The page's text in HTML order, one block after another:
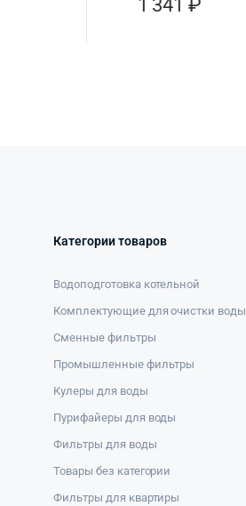
1 341₽
Категории товаров
Водоподготовка котельной
Комплектующие для очистки воды
Сменные фильтры
Промышленные фильтры
Кулеры для воды
Пурифайеры для воды
Фильтры для воды
Товары без категории
Фильтры для квартиры